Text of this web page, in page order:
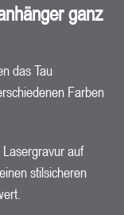
ganz
das Tau
Farben
auf
stilsicheren